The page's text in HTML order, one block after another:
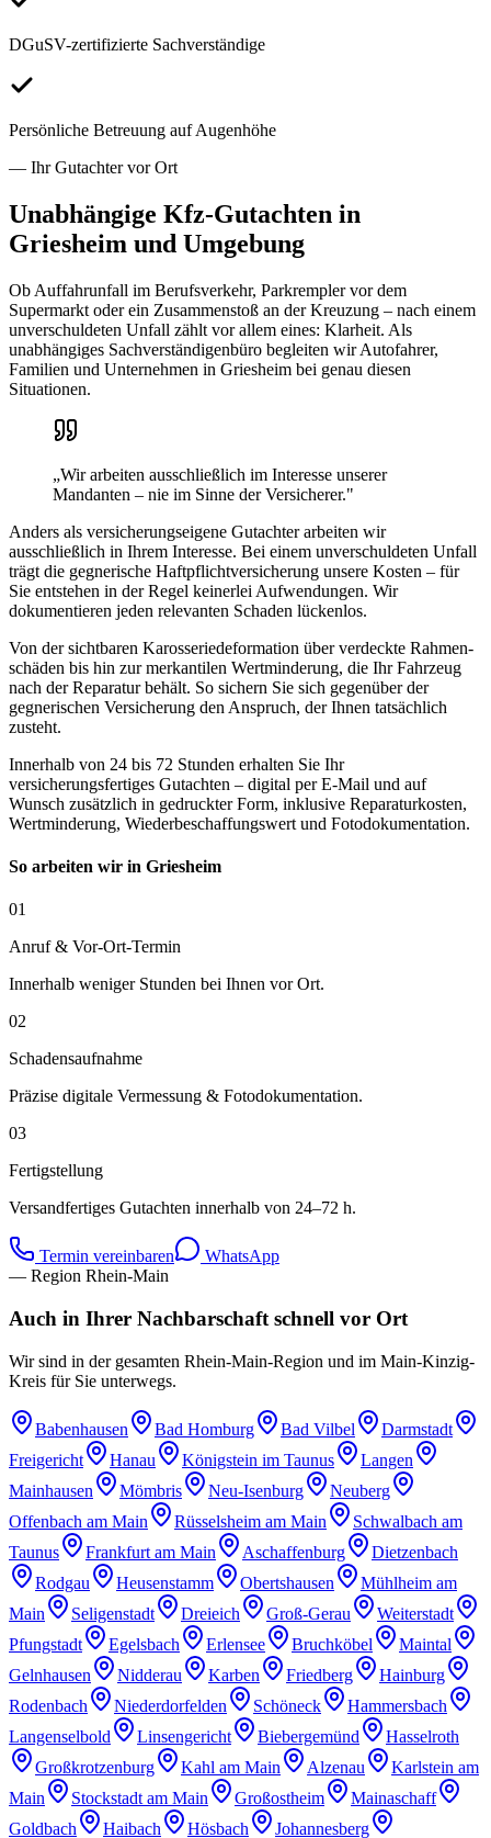
DGuSV-zertifizierte Sachverständige
Persönliche Betreuung auf Augenhöhe
— Ihr Gutachter vor Ort
Unabhängige Kfz-Gutachten in
Griesheim und Umgebung
Ob Auffahrunfall im Berufsverkehr, Parkrempler vor dem
Supermarkt oder ein Zusammenstoß an der Kreuzung – nach einem
unverschuldeten Unfall zählt vor allem eines: Klarheit. Als
unabhängiges Sachverständigenbüro begleiten wir Autofahrer,
Familien und Unternehmen in Griesheim bei genau diesen
Situationen.
„Wir arbeiten ausschließlich im Interesse unserer
Mandanten – nie im Sinne der Versicherer."
Anders als versicherungseigene Gutachter arbeiten wir
ausschließlich in Ihrem Interesse. Bei einem unverschuldeten Unfall
trägt die gegnerische Haftpflicht­versicherung unsere Kosten – für
Sie entstehen in der Regel keinerlei Aufwendungen. Wir
dokumentieren jeden relevanten Schaden lückenlos.
Von der sichtbaren Karosserie­deformation über verdeckte Rahmen­
schäden bis hin zur merkantilen Wertminderung, die Ihr Fahrzeug
nach der Reparatur behält. So sichern Sie sich gegenüber der
gegnerischen Versicherung den Anspruch, der Ihnen tatsächlich
zusteht.
Innerhalb von 24 bis 72 Stunden erhalten Sie Ihr
versicherungsfertiges Gutachten – digital per E-Mail und auf
Wunsch zusätzlich in gedruckter Form, inklusive Reparaturkosten,
Wertminderung, Wiederbeschaffungswert und Fotodokumentation.
So arbeiten wir in Griesheim
01
Anruf & Vor-Ort-Termin
Innerhalb weniger Stunden bei Ihnen vor Ort.
02
Schadensaufnahme
Präzise digitale Vermessung & Fotodokumentation.
03
Fertigstellung
Versandfertiges Gutachten innerhalb von 24–72 h.
Termin vereinbaren
WhatsApp
— Region Rhein-Main
Auch in Ihrer Nachbarschaft schnell vor Ort
Wir sind in der gesamten Rhein-Main-Region und im Main-Kinzig-
Kreis für Sie unterwegs.
Babenhausen Bad Homburg Bad Vilbel
Darmstadt
Freigericht
Hanau Königstein im Taunus
Langen
Mainhausen
Mömbris Neu-Isenburg
Neuberg
Offenbach am Main
Rüsselsheim am Main
Schwalbach am
Taunus
Frankfurt am Main Aschaffenburg
Dietzenbach
Rodgau
Heusenstamm Obertshausen
Mühlheim am
Main
Seligenstadt Dreieich Groß-Gerau
Weiterstadt
Pfungstadt
Egelsbach Erlensee Bruchköbel
Maintal
Gelnhausen
Nidderau Karben Friedberg
Hainburg
Rodenbach
Niederdorfelden Schöneck
Hammersbach
Langenselbold
Linsengericht Biebergemünd
Hasselroth
Großkrotzenburg
Kahl am Main Alzenau
Karlstein am
Main
Stockstadt am Main Großostheim
Mainaschaff
Goldbach
Haibach Hösbach Johannesberg